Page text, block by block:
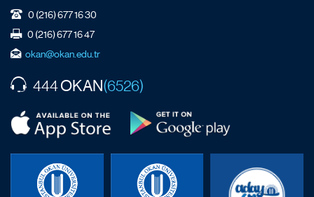
0 (216) 677 16 30
0 (216) 677 16 47
okan@okan.edu.tr
444OKAN(6526)